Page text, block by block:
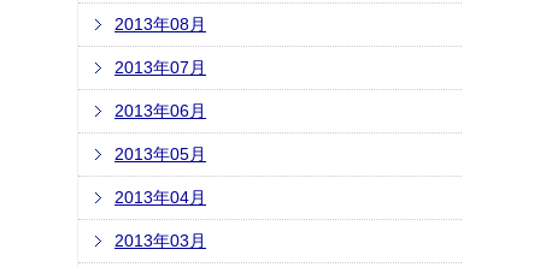
2013年08月
2013年07月
2013年06月
2013年05月
2013年04月
2013年03月